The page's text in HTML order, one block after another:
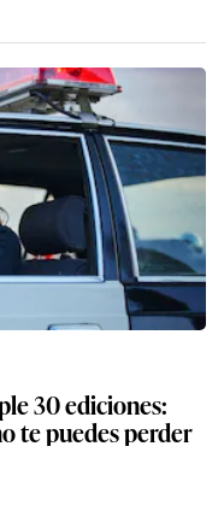
30 ediciones:
te puedes perder